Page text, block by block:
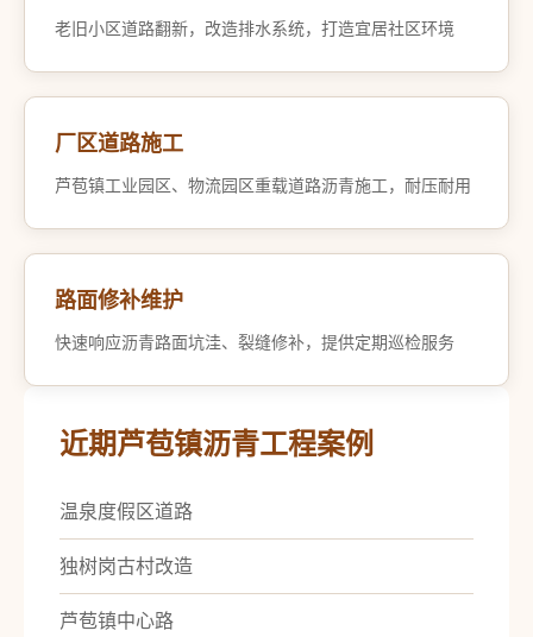
老旧小区道路翻新，改造排水系统，打造宜居社区环境
厂区道路施工
芦苞镇工业园区、物流园区重载道路沥青施工，耐压耐用
路面修补维护
快速响应沥青路面坑洼、裂缝修补，提供定期巡检服务
近期芦苞镇沥青工程案例
温泉度假区道路
独树岗古村改造
芦苞镇中心路